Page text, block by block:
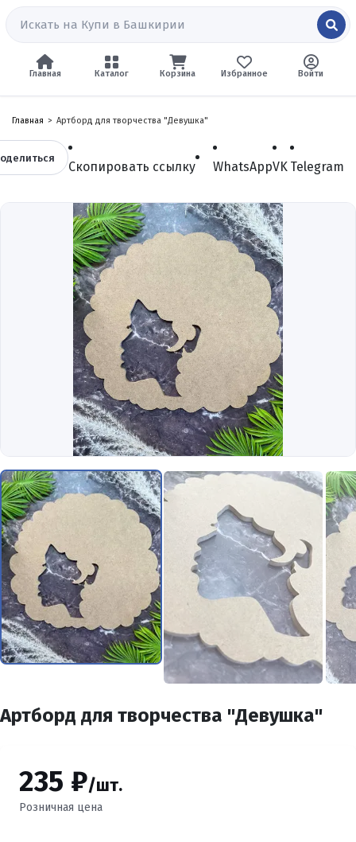
Главная Каталог Войти
Избранное
Корзина
Главная Артборд для творчества "Девушка"
Скопировать ссылку WhatsAppVK Telegram
Артборд для творчества "Девушка"
235 ₽/шт.
Розничная цена